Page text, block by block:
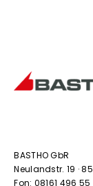
BASTHO GbR
Neulandstr. 19 ·
Fon: 08161 496 55